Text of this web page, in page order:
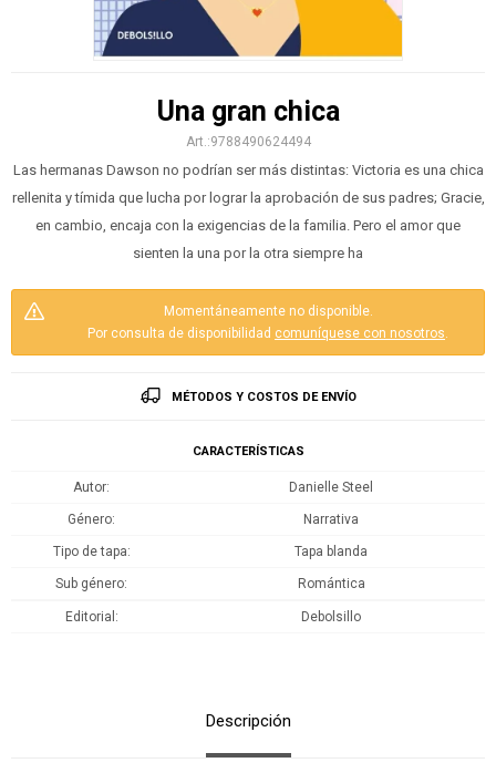
Una gran chica
9788490624494
Las hermanas Dawson no podrían ser más distintas: Victoria es una chica
rellenita y tímida que lucha por lograr la aprobación de sus padres; Gracie,
en cambio, encaja con la exigencias de la familia. Pero el amor que
sienten la una por la otra siempre ha
Momentáneamente no disponible.
Por consulta de disponibilidad comuníquese con nosotros.
MÉTODOS Y COSTOS DE ENVÍO
CARACTERÍSTICAS
Autor Danielle Steel
Género Narrativa
Tipo de tapa Tapa blanda
Sub género Romántica
Editorial Debolsillo
Descripción